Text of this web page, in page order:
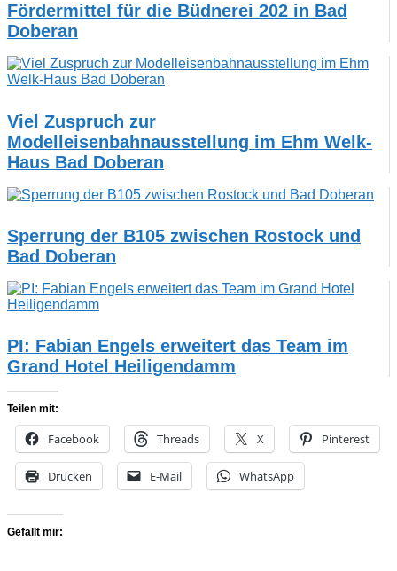
Fördermittel für die Büdnerei 202 in Bad
Doberan
Viel Zuspruch zur
Modelleisenbahnausstellung im Ehm Welk-
Haus Bad Doberan
Sperrung der B105 zwischen Rostock und
Bad Doberan
PI: Fabian Engels erweitert das Team im
Grand Hotel Heiligendamm
Teilen mit:
Facebook Threads X Pinterest
Drucken E-Mail WhatsApp
Gefällt mir: